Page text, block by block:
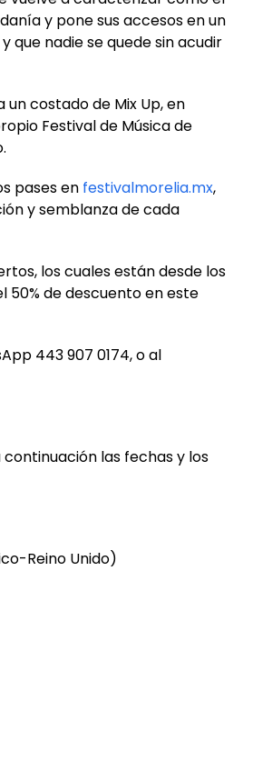
y pone sus accesos en un
que nadie se quede sin acudir
un costado de Mix Up, en
Festival de Música de
pases en festivalmorelia.mx,
y semblanza de cada
los cuales están desde los
50% de descuento en este
443 907 0174, o al
las fechas y los
Reino Unido)